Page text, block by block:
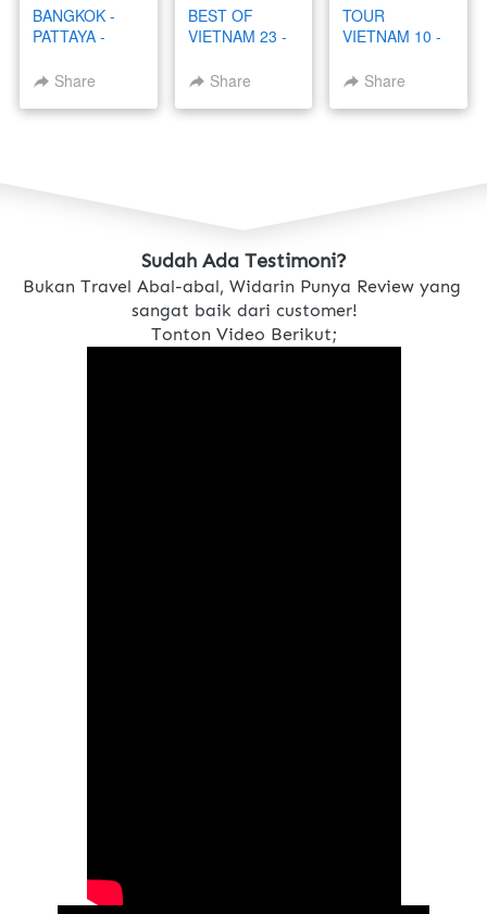
BANGKOK -
PATTAYA -
JULI 2025
Share
BEST OF
VIETNAM 23 -
Share
TOUR
VIETNAM 10 -
2025Share
Sudah Ada Testimoni?
Bukan Travel Abal-abal, Widarin Punya Review yang
sangat baik dari customer!
Tonton Video Berikut;